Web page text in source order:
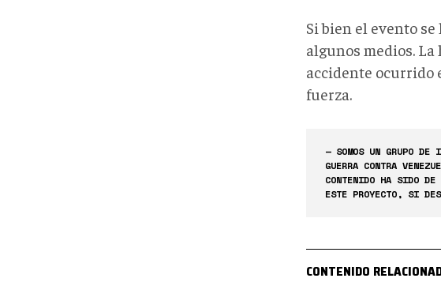
Si bien el evento
algunos medios.
accidente ocurrido
fuerza.
— SOMOS UN GRUPO DE
GUERRA CONTRA
CONTENIDO HA SIDO DE
ESTE PROYECTO, SI
CONTENIDO